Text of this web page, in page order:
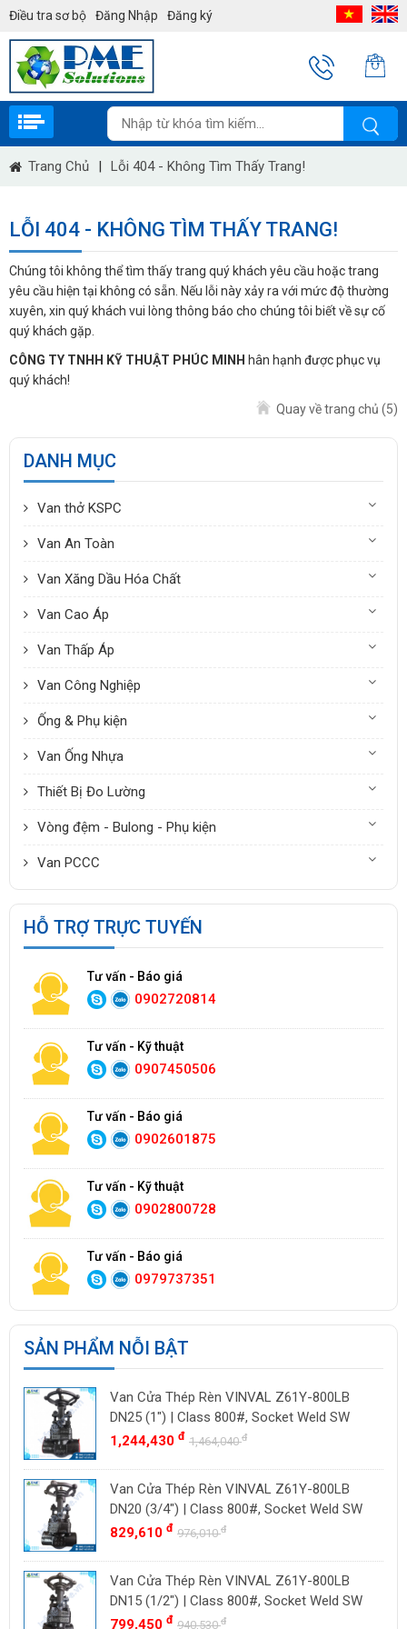
Điều tra sơ bộ Đăng Nhập Đăng ký
Trang Chủ | Lỗi 404 - Không Tìm Thấy Trang!
LỖI 404 - KHÔNG TÌM THẤY TRANG!
Chúng tôi không thể tìm thấy trang quý khách yêu cầu hoặc trang
yêu cầu hiện tại không có sẵn. Nếu lỗi này xảy ra với mức độ thường
xuyên, xin quý khách vui lòng thông báo cho chúng tôi biết về sự cố
quý khách gặp.
CÔNG TY TNHH KỸ THUẬT PHÚC MINH hân hạnh được phục vụ
quý khách!
Quay về trang chủ (5)
DANH MỤC
Van thở KSPC
Van An Toàn
Van Xăng Dầu Hóa Chất
Van Cao Áp
Van Thấp Áp
Van Công Nghiệp
Ống & Phụ kiện
Van Ống Nhựa
Thiết Bị Đo Lường
Vòng đệm - Bulong - Phụ kiện
Van PCCC
HỖ TRỢ TRỰC TUYẾN
Tư vấn - Báo giá
0902720814
Tư vấn - Kỹ thuật
0907450506
Tư vấn - Báo giá
0902601875
Tư vấn - Kỹ thuật
0902800728
Tư vấn - Báo giá
0979737351
SẢN PHẨM NỖI BẬT
Van Cửa Thép Rèn VINVAL Z61Y-800LB
DN25 (1") | Class 800#, Socket Weld SW
1,244,430 đ 1,464,040đ
Van Cửa Thép Rèn VINVAL Z61Y-800LB
DN20 (3/4") | Class 800#, Socket Weld SW
829,610 đ 976,010đ
Van Cửa Thép Rèn VINVAL Z61Y-800LB
DN15 (1/2") | Class 800#, Socket Weld SW
799,450 đ 940,530đ